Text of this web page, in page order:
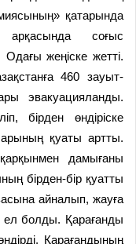
қатарында
арқасында соғыс
жеңіске жетті.
460 зауыт-
эвакуацияланды.
бірден өндіріске
қуаты артты.
дамығаны
бірден-бір қуатты
айналып, жауға
ел болды. Қарағанды
Қарағандының